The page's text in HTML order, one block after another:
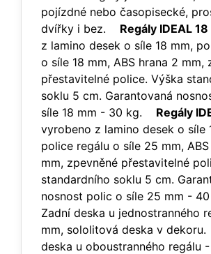
pojízdné nebo časopisecké,
dvířky i bez. Regály IDEAL 18
z lamino desek o síle 18 mm,
o síle 18 mm, ABS hrana 2 mm,
přestavitelné police. Výška
soklu 5 cm. Garantovaná
síle 18 mm - 30 kg. Regály
vyrobeno z lamino desek o síle
police regálu o síle 25 mm,
mm, zpevněné přestavitelné
standardního soklu 5 cm.
nosnost polic o síle 25 mm -
Zadní deska u jednostranného
mm, sololitová deska v
deska u oboustranného regálu -